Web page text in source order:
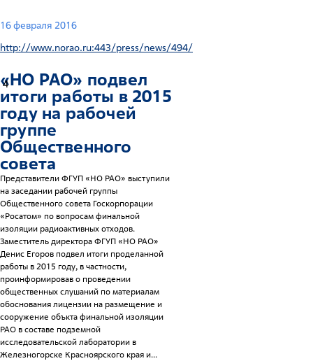
16 февраля 2016
http://www.norao.ru:443/press/news/494/
4
«НО РАО» подвел
итоги работы в 2015
году на рабочей
группе
Общественного
совета
Представители ФГУП «НО РАО» выступили
на заседании рабочей группы
Общественного совета Госкорпорации
«Росатом» по вопросам финальной
изоляции радиоактивных отходов.
Заместитель директора ФГУП «НО РАО»
Денис Егоров подвел итоги проделанной
работы в 2015 году, в частности,
проинформировав о проведении
общественных слушаний по материалам
обоснования лицензии на размещение и
сооружение объкта финальной изоляции
РАО в составе подземной
исследовательской лаборатории в
Железногорске Красноярского края и...